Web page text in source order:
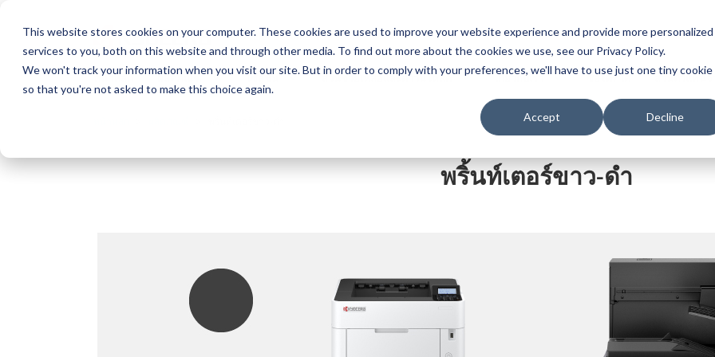
This website stores cookies on your computer. These cookies are used to improve your website experience and provide more personalized
services to you, both on this website and through other media. To find out more about the cookies we use, see our Privacy Policy.
We won't track your information when you visit our site. But in order to comply with your preferences, we'll have to use just one tiny cookie
so that you're not asked to make this choice again.
Accept Decline
KYOCERA Document Solutions
หน้าหลัก ผลิตภัณฑ์ โซลูชั่น ส่วนช่วยเหลือและดาวน์โหลด เกี่ยวกับเรา ซื้อได้ที่ใด ส่วนตัวแทน
พริ้นท์เตอร์ขาว-ดำ